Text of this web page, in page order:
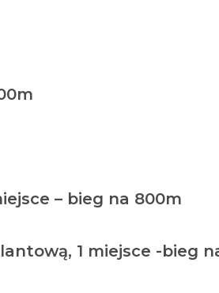
– bieg na 800m
1 miejsce -bieg